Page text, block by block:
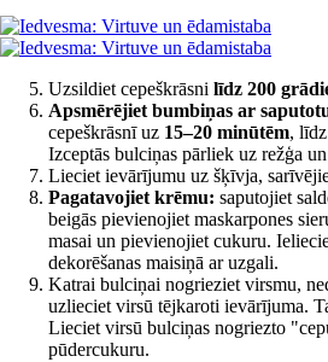
Uzsildiet cepeškrāsni līdz 200
Apsmērējiet bumbiņas ar
cepeškrāsnī uz 15–20 minūtēm,
Izceptās bulciņas pārliek uz režģa
Lieciet ievārījumu uz šķīvja,
Pagatavojiet krēmu: saputojiet
beigās pievienojiet maskarpones
masai un pievienojiet cukuru.
dekorēšanas maisiņā ar uzgali.
Katrai bulciņai nogrieziet virsmu,
uzlieciet virsū tējkaroti ievārījuma.
Lieciet virsū bulciņas nogriezto
pūdercukuru.